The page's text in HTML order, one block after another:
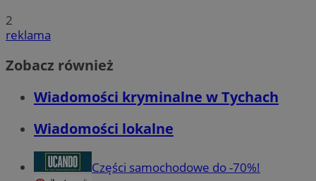
2
reklama
Zobacz również
Wiadomości kryminalne w Tychach
Wiadomości lokalne
Części samochodowe do -70%!